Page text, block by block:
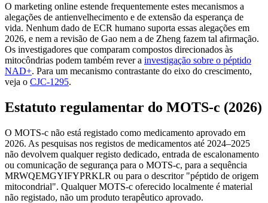
O marketing online estende frequentemente estes mecanismos a
alegações de antienvelhecimento e de extensão da esperança de
vida. Nenhum dado de ECR humano suporta essas alegações em
2026, e nem a revisão de Gao nem a de Zheng fazem tal afirmação.
Os investigadores que comparam compostos direcionados às
mitocôndrias podem também rever a investigação sobre o péptido
NAD+. Para um mecanismo contrastante do eixo do crescimento,
veja o CJC-1295.
Estatuto regulamentar do MOTS-c (2026)
O MOTS-c não está registado como medicamento aprovado em
2026. As pesquisas nos registos de medicamentos até 2024–2025
não devolvem qualquer registo dedicado, entrada de escalonamento
ou comunicação de segurança para o MOTS-c, para a sequência
MRWQEMGYIFYPRKLR ou para o descritor "péptido de origem
mitocondrial". Qualquer MOTS-c oferecido localmente é material
não registado, não um produto terapêutico aprovado.